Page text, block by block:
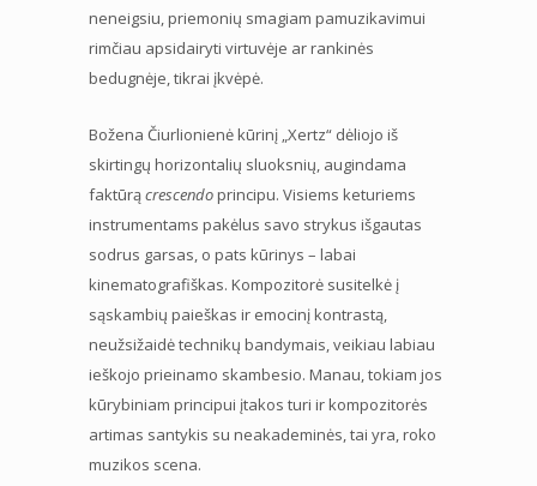
neneigsiu, priemonių smagiam pamuzikavimui
rimčiau apsidairyti virtuvėje ar rankinės
bedugnėje, tikrai įkvėpė.
Božena Čiurlionienė kūrinį „Xertz“ dėliojo iš
skirtingų horizontalių sluoksnių, augindama
faktūrącrescendoprincipu. Visiems keturiems
instrumentams pakėlus savo strykus išgautas
sodrus garsas, o pats kūrinys – labai
kinematografiškas. Kompozitorė susitelkė į
sąskambių paieškas ir emocinį kontrastą,
neužsižaidė technikų bandymais, veikiau labiau
ieškojo prieinamo skambesio. Manau, tokiam jos
kūrybiniam principui įtakos turi ir kompozitorės
artimas santykis su neakademinės, tai yra, roko
muzikos scena.